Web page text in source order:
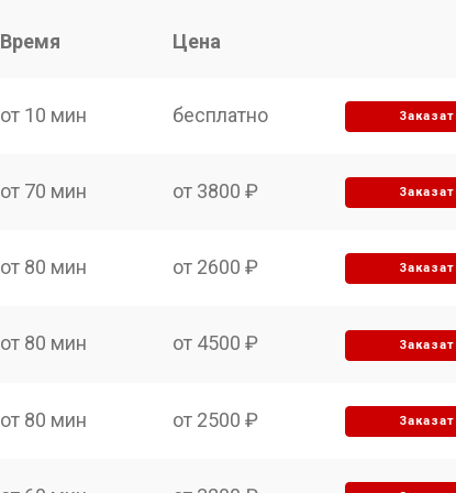
Время Цена
от 10 мин бесплатно
от 70 мин от 3800 ₽
от 80 мин от 2600 ₽
от 80 мин от 4500 ₽
от 80 мин от 2500 ₽